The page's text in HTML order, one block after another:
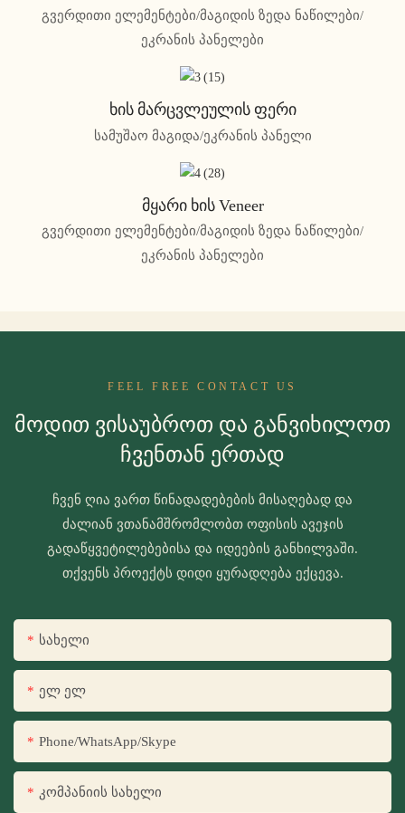
გვერდითი ელემენტები/მაგიდის ზედა ნაწილები/
ეკრანის პანელები
Ხის Მარცვლეულის Ფერი
სამუშაო მაგიდა/ეკრანის პანელი
Მყარი Ხის Veneer
გვერდითი ელემენტები/მაგიდის ზედა ნაწილები/
ეკრანის პანელები
FEEL FREE CONTACT US
Მოდით Ვისაუბროთ Და Განვიხილოთ
Ჩვენთან Ერთად
ჩვენ ღია ვართ წინადადებების მისაღებად და
ძალიან ვთანამშრომლობთ ოფისის ავეჯის
გადაწყვეტილებებისა და იდეების განხილვაში.
თქვენს პროექტს დიდი ყურადღება ექცევა.
Სახელი
Ელ Ელ
Phone/WhatsApp/Skype
Კომპანიის Სახელი